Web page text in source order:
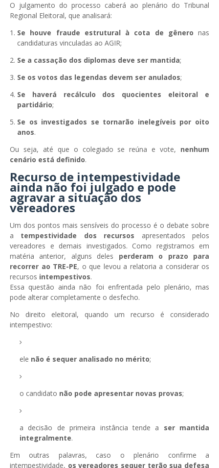
O julgamento do processo caberá ao plenário do Tribunal
Regional Eleitoral, que analisará:
Se houve fraude estrutural à cota de gênero nas
candidaturas vinculadas ao AGIR;
Se a cassação dos diplomas deve ser mantida;
Se os votos das legendas devem ser anulados;
Se haverá recálculo dos quocientes eleitoral e
partidário;
Se os investigados se tornarão inelegíveis por oito
anos.
Ou seja, até que o colegiado se reúna e vote, nenhum
cenário está definido.
Recurso de intempestividade
ainda não foi julgado e pode
agravar a situação dos
vereadores
Um dos pontos mais sensíveis do processo é o debate sobre
a tempestividade dos recursos apresentados pelos
vereadores e demais investigados. Como registramos em
matéria anterior, alguns deles perderam o prazo para
recorrer ao TRE-PE, o que levou a relatoria a considerar os
recursos intempestivos.
Essa questão ainda não foi enfrentada pelo plenário, mas
pode alterar completamente o desfecho.
No direito eleitoral, quando um recurso é considerado
intempestivo:
ele não é sequer analisado no mérito;
o candidato não pode apresentar novas provas;
a decisão de primeira instância tende a ser mantida
integralmente.
Em outras palavras, caso o plenário confirme a
intempestividade, os vereadores sequer terão sua defesa